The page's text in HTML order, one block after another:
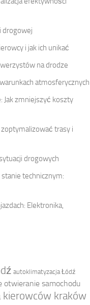
drogowej
i jak ich unikać
na drodze
atmosferycznych
Jak zmniejszyć koszty
trasy i
drogowych
technicznym:
Elektronika,
autoklimatyzacja Łódź
otwieranie samochodu
kierowców kraków